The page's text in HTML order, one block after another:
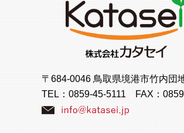
〒684-0046 鳥取県境港市竹内団
TEL： 0859-45-5111 FAX：